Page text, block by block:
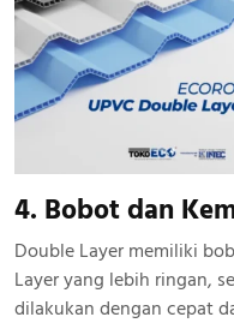
4. Bobot dan
Double Layer memiliki
Layer yang lebih ringan,
dilakukan dengan cepat